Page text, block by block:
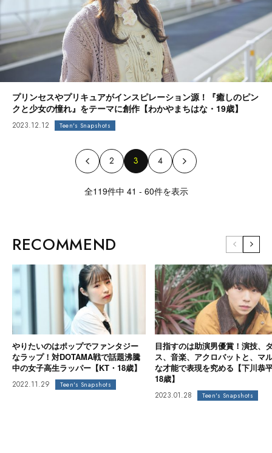
プリンセスやプリキュアがインスピレーション源！『癒しのピン
クと少女の憧れ』をテーマに創作【わかやまちはな・19歳】
2023.12.12 Teen's Snapshots
2 3 4
全119件中 41 - 60件を表示
RECOMMEND
やりたいのはポップでファンタジー
なラップ！対DOTAMA戦で話題沸騰
中の女子高生ラッパー【KT・18歳】
2022.11.29 Teen's Snapshots
目指すのは助演男優賞！演技、
ス、音楽、アクロバットと、マ
な才能で表現を究める【下川恭
18歳】
2023.01.28 Teen's Snapshots